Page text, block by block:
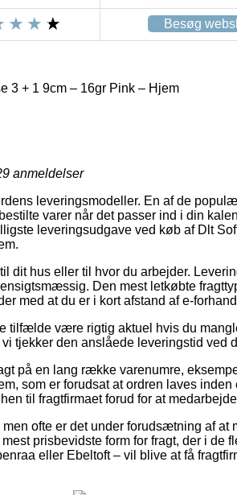
Besøg
3 + 1 9cm – 16gr Pink – Hjem
anmeldelser
leveringsmodeller. En af de
varer når det passer ind i din
leveringsudgave ved køb af Dlt
hus eller til hvor du arbejder.
Den mest letkøbte
med at du er i kort afstand af e-
tilfælde være rigtig aktuel hvis du
tjekker den anslåede leveringstid ved
på en lang række varenumre,
som er forudsat at ordren laves
til fragtfirmaet forud for at
ofte er det under forudsætning af at
prisbevidste form for fragt, der i de
eller Ebeltoft – vil blive at få